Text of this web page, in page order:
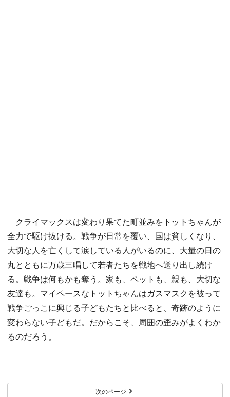
クライマックスは変わり果てた町並みをトットちゃんが
全力で駆け抜ける。戦争が日常を覆い、国は貧しくなり、
大切な人を亡くして涙している人がいるのに、大量の日の
丸とともに万歳三唱して若者たちを戦地へ送り出し続け
る。戦争は何もかも奪う。家も、ペットも、親も、大切な
友達も。マイペースなトットちゃんはガスマスクを被って
戦争ごっこに興じる子どもたちと比べると、奇跡のように
変わらない子どもだ。だからこそ、周囲の歪みがよくわか
るのだろう。
次のページ